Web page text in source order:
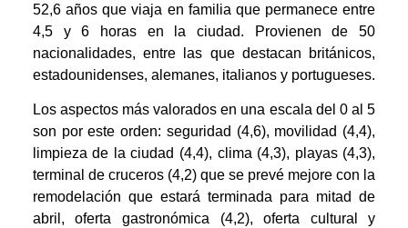
52,6 años que viaja en familia que permanece entre
4,5 y 6 horas en la ciudad. Provienen de 50
nacionalidades, entre las que destacan británicos,
estadounidenses, alemanes, italianos y portugueses.
Los aspectos más valorados en una escala del 0 al 5
son por este orden: seguridad (4,6), movilidad (4,4),
limpieza de la ciudad (4,4), clima (4,3), playas (4,3),
terminal de cruceros (4,2) que se prevé mejore con la
remodelación que estará terminada para mitad de
abril, oferta gastronómica (4,2), oferta cultural y